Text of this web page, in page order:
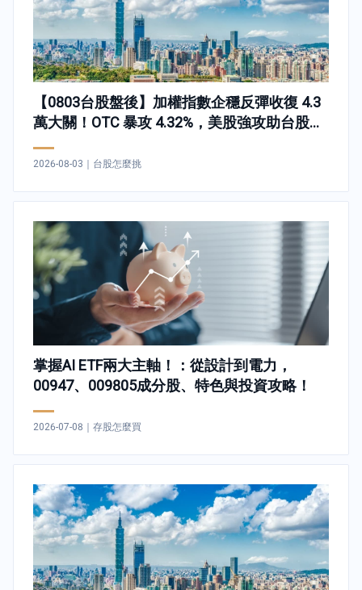
【0803台股盤後】加權指數企穩反彈收復 4.3
萬大關！OTC 暴攻 4.32%，美股強攻助台股夜
盤開低走高小跌67點 ，內資與投信強勢加碼記
憶體，投本比排行:亞翔、喬山、台光電
2026-08-03 台股怎麼挑
掌握AI ETF兩大主軸！：從設計到電力，
00947、009805成分股、特色與投資攻略！
2026-07-08 存股怎麼買